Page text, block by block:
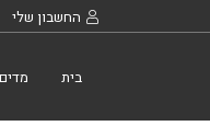
החשבון שלי
בית